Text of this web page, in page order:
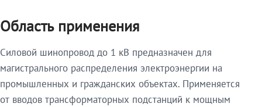
Область применения
Силовой шинопровод до 1 кВ предназначен для
магистрального распределения электроэнергии на
промышленных и гражданских объектах. Применяется
от вводов трансформаторных подстанций к мощным